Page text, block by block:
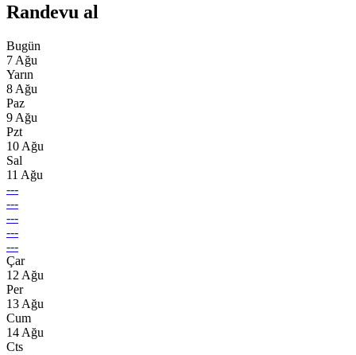
Randevu al
Bugün
7 Ağu
Yarın
8 Ağu
Paz
9 Ağu
Pzt
10 Ağu
Sal
11 Ağu
---
---
---
---
---
Çar
12 Ağu
Per
13 Ağu
Cum
14 Ağu
Cts